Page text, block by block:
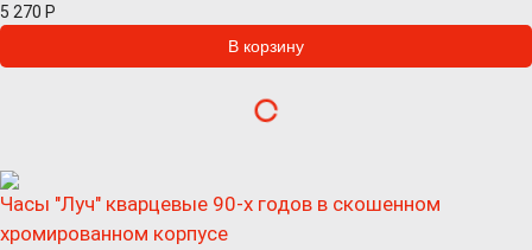
5 270 Р
Часы "Луч" кварцевые 90-х годов в скошенном
хромированном корпусе